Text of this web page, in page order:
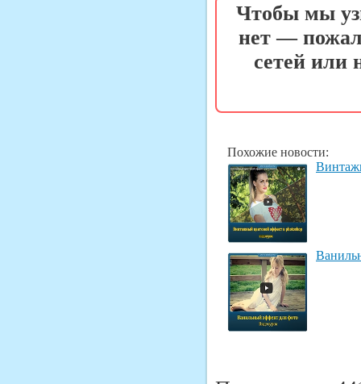
Чтобы мы
нет —
сетей или
Похожие новости: